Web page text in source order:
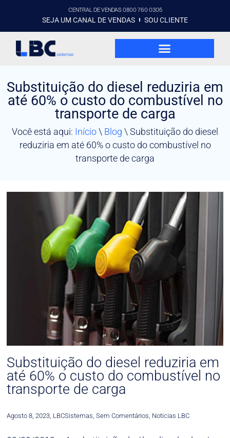
CENTRAL DE VENDAS 0800 760 0305
SEJA UM CANAL DE VENDAS SOU CLIENTE
Substituição do diesel reduziria em
até 60% o custo do combustível no
transporte de carga
Você está aqui: Início\ Blog \ Substituição do diesel
reduziria em até 60% o custo do combustível no
transporte de carga
Substituição do diesel reduziria em
até 60% o custo do combustível no
transporte de carga
Agosto 8, 2023, LBCSistemas, Sem Comentários, Noticias LBC